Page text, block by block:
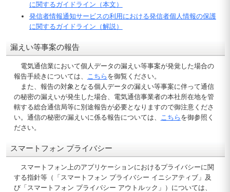
に関するガイドライン（本文）
発信者情報通知サービスの利用における発信者個人情報の保護
に関するガイドライン（解説）
漏えい等事案の報告
電気通信業において個人データの漏えい等事案が発覚した場合の
報告手続きについては、 こちら を御覧ください。
また、報告の対象となる個人データの漏えい等事案に伴って通信
の秘密の漏えいが発生した場合、電気通信事業者の本社所在地を管
轄する総合通信局等に別途報告が必要となりますので御注意くださ
い。通信の秘密の漏えいに係る報告については、 こちら を御参照く
ださい。
スマートフォン プライバシー
スマートフォン上のアプリケーションにおけるプライバシーに関
する指針等（「スマートフォン プライバシー イニシアティブ」及
び「スマートフォン プライバシー アウトルック」）については、